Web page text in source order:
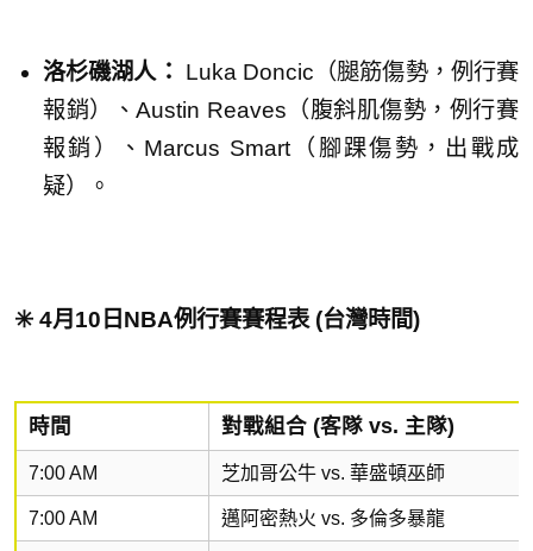
洛杉磯湖人：
Luka Doncic（腿筋傷勢，例行賽
報銷）、Austin Reaves（腹斜肌傷勢，例行賽
報銷）、Marcus Smart（腳踝傷勢，出戰成
疑）。
✳️ 4月10日NBA例行賽賽程表 (台灣時間)
時間 對戰組合 (客隊 vs. 主隊)
7:00 AM 芝加哥公牛 vs. 華盛頓巫師
7:00 AM 邁阿密熱火 vs. 多倫多暴龍